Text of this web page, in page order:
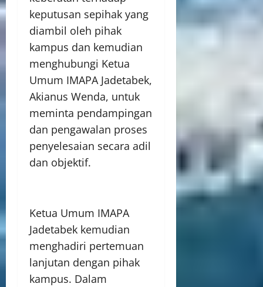
keputusan sepihak yang
diambil oleh pihak
kampus dan kemudian
menghubungi Ketua
Umum IMAPA Jadetabek,
Akianus Wenda, untuk
meminta pendampingan
dan pengawalan proses
penyelesaian secara adil
dan objektif.
Ketua Umum IMAPA
Jadetabek kemudian
menghadiri pertemuan
lanjutan dengan pihak
kampus. Dalam